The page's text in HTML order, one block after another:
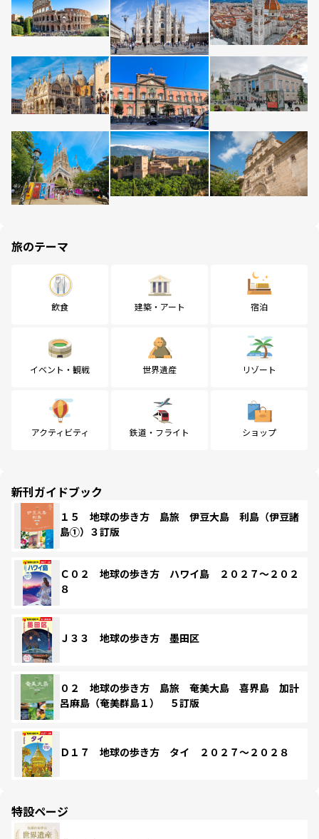
旅のテーマ
飲食 建築・アート 宿泊
イベント・観戦 世界遺産 リゾート
アクティビティ 鉄道・フライト ショップ
新刊ガイドブック
１５ 地球の歩き方 島旅 伊豆大島 利島（伊豆諸
島①）３訂版
Ｃ０２ 地球の歩き方 ハワイ島 ２０２７～２０２
８
Ｊ３３ 地球の歩き方 墨田区
０２ 地球の歩き方 島旅 奄美大島 喜界島 加計
呂麻島（奄美群島１） ５訂版
Ｄ１７ 地球の歩き方 タイ ２０２７～２０２８
特設ページ